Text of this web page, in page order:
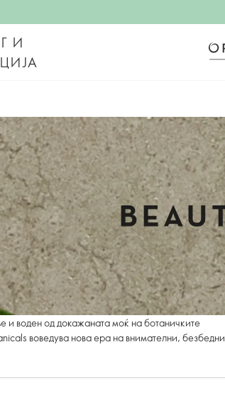
И
и воден од докажаната моќ на ботаничките
воведува нова ера на внимателни, безбедни